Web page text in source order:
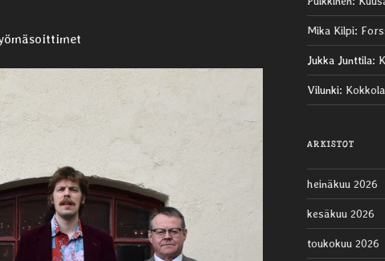
Mika Kilpi:
Jukka Junttila:
Vilunki:
ARKISTOT
heinäkuu 2026
kesäkuu 2026
toukokuu 2026